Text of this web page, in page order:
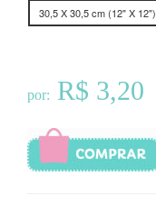
30,5 X 30,5 cm (12" X 12")
por: R$ 3,20